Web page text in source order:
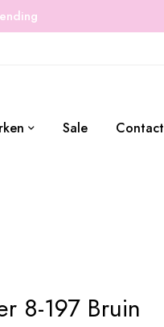
Sale Contact
8-197 Bruin